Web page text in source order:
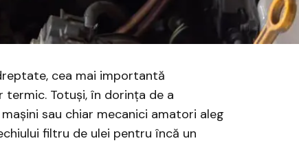
cea mai importantă
Totuși, în dorința de a
sau chiar mecanici amatori aleg
filtru de ulei pentru încă un